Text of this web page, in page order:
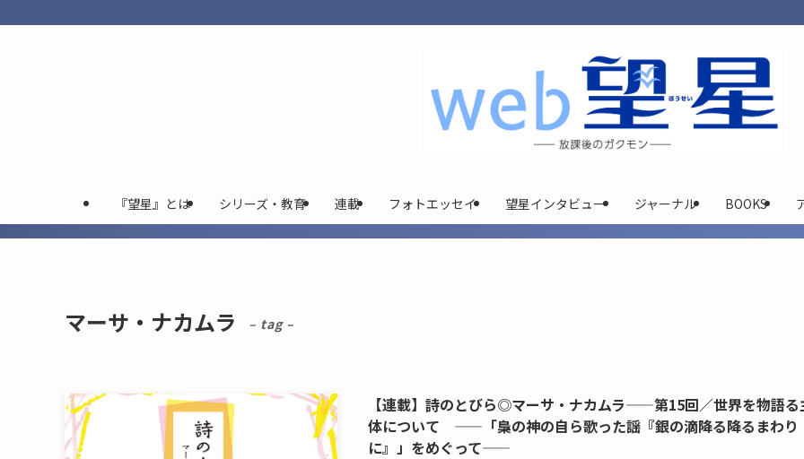
『望星』とは シリーズ・教育 連載 フォトエッセイ 望星インタビュー ジャーナル BOOKS
マーサ・ナカムラ – tag –
【連載】詩のとびら◎マーサ・ナカムラ——第15回／世界を物語る
体について ——「梟の神の自ら歌った謡『銀の滴降る降るまわり
に』」をめぐって——